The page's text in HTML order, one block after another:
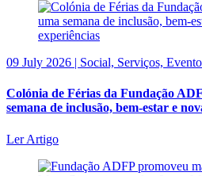
09 July 2026 | Social, Serviços,
Colónia de Férias da Fundação
semana de inclusão, bem-estar e
Ler Artigo